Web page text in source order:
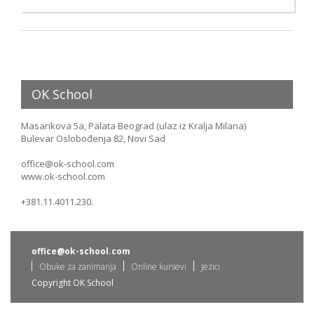
OK School
Masarikova 5a, Palata Beograd (ulaz iz Kralja Milana)
Bulevar Oslobođenja 82, Novi Sad
office@ok-school.com
www.ok-school.com
+381.11.4011.230.
office@ok-school.com
Obuke za zanimanja
Online kursevi
Jezici
Copyright OK School